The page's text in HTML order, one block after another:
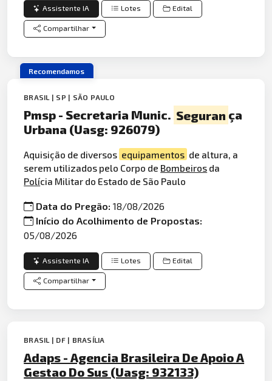
Assistente IA Lotes Edital
Compartilhar
Recomendamos
BRASIL | SP | SÃO PAULO
Pmsp - Secretaria Munic. Seguran ça
Urbana (Uasg: 926079)
Aquisição de diversos equipamentos de altura, a
serem utilizados pelo Corpo de Bombeiros da
Polícia Militar do Estado de São Paulo
Data do Pregão:18/08/2026
Início do Acolhimento de Propostas:
05/08/2026
Assistente IA Lotes Edital
Compartilhar
BRASIL | DF | BRASÍLIA
Adaps - Agencia Brasileira De Apoio A
Gestao Do Sus (Uasg: 932133)